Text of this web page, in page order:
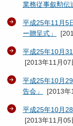
業務従事叙勲伝
平成25年11月5
ー贈呈式」
[
平成25年10月
[2013年11月07
平成25年10月
告会」
[2013年
平成25年10月
[2013年11月05